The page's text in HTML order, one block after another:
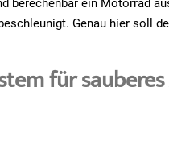
berechenbar ein Motorrad
Genau hier soll
für